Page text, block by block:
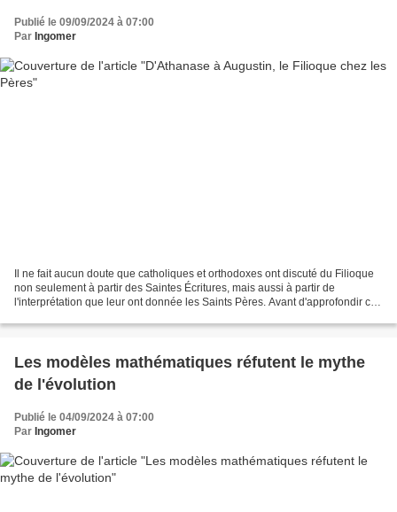
Publié le 09/09/2024 à 07:00
Par Ingomer
Il ne fait aucun doute que catholiques et orthodoxes ont discuté du Filioque
non seulement à partir des Saintes Écritures, mais aussi à partir de
l'interprétation que leur ont donnée les Saints Pères. Avant d'approfondir ce
Les modèles mathématiques réfutent le mythe
de l'évolution
Publié le 04/09/2024 à 07:00
Par Ingomer